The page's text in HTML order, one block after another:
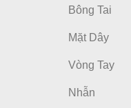
Bông Tai
Mặt Dây
Vòng Tay
Nhẫn